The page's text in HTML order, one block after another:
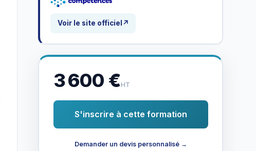
Voir le site officiel ↗
3 600 €HT
S'inscrire à cette formation
Demander un devis personnalisé →